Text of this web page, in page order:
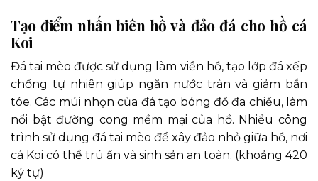
Tạo điểm nhấn biên hồ và đảo đá cho hồ cá
Koi
Đá tai mèo được sử dụng làm viền hồ, tạo lớp đá xếp
chồng tự nhiên giúp ngăn nước tràn và giảm bắn
tóe. Các múi nhọn của đá tạo bóng đổ đa chiều, làm
nổi bật đường cong mềm mại của hồ. Nhiều công
trình sử dụng đá tai mèo để xây đảo nhỏ giữa hồ, nơi
cá Koi có thể trú ẩn và sinh sản an toàn. (khoảng 420
ký tự)